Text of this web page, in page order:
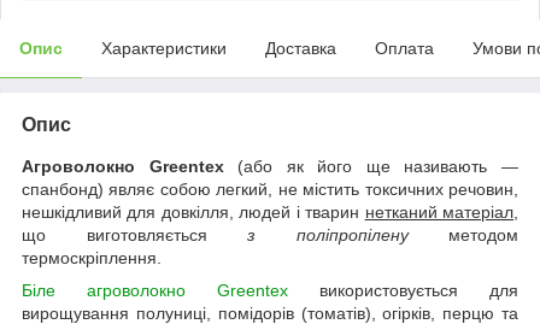
Опис Характеристики Доставка Оплата Умови
Опис
Агроволокно Greentex (або як його ще називають —
спанбонд) являє собою легкий, не містить токсичних речовин,
нешкідливий для довкілля, людей і тварин нетканий матеріал
що виготовляється з поліпропіленуметодом
термоскріплення.
Біле агроволокно Greentex використовується для
вирощування полуниці, помідорів (томатів), огірків, перцю та